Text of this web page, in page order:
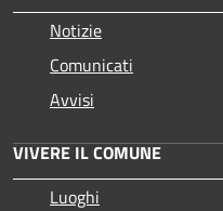
Notizie
Comunicati
Avvisi
VIVERE IL COMUNE
Luoghi